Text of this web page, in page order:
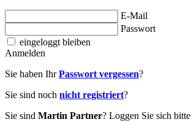
E-Mail
Passwort
eingeloggt bleiben
Anmelden
Sie haben IhrPasswort vergessen?
Sie sind noch nicht registriert?
Sie sind Martin Partner? Loggen Sie sich bitte